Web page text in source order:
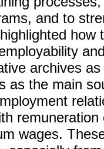
and to
archives
as the main
wages.